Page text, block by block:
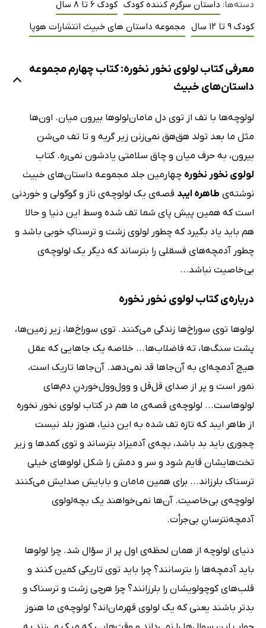
دسته‌ها: داستان سرگرم کننده کودک کودک 6 تا 8 سال
کودک 9 تا 12 سال
مجموعه داستان های خبیث انتشارات هوپا
معرفی کتاب لولوی نخور نخوره: کتاب چهارم مجموعه
داستان‌های خبیث
لولوچه‌ها با تف از توی دل مامان‌لولوها بیرون میان. اون‌ها
مثل ما بعد تولد هق‌هق نمی‌زنن زیر گریه و تا تف می‌شن
بیرون، به حرف میان و چاق سلامتی یادشون نمی‌ره. کتاب
لولوی نخور نخوره چهارمین جلد مجموعه داستان‌های خبیث
نوشته‌ی طاهره ایبد قصه‌ی یک لولوچه‌ی ناز و گوگولی و خوردنی
است که همین پیش پای شما تف شده وسط این دنیا و حالا
هم باید یاد بگیرد که چطور لولوی زشت و ترسناکِ خوبی باشد و
چطور آدمچه‌های فسقلی را بترساند که دیگر یک لولوچه‌ی
بی‌خاصیت نباشد...
درباره‌ی کتاب لولوی نخور نخوره
لولوها توی سوراخ‌ها زندگی می‌کنند. توی سوراخ‌ها، زیر زمین‌ها،
پشت سنگ‌ها، ته فاضلاب‌ها... خلاصه یک جاهایی که عقل
هیچ آدمچه‌ای به آن‌جاها قد نمی‌دهد. آن‌جاها تاریک است،
نمور است و پر از صدای قل‌قل و وول‌وول‌خوردنِ دم‌های
لولوهاست... لولوچه‌ی قصه‌ی ما هم در کتاب لولوی نخور نخوره
از طاهر ایبد که تازه تف شده به این دنیا، هنوز بلد نیست
چجوری باید بد باشد، بچه‌ی آدمیزاد بترساند و توی کمدها و زیر
تخت‌هایشان قایم شود و سر و دمش را شکل لولوهای خیلی
ترسناک بلرزاند... برای همین مامان و بابایش صدایش می‌کنند
لولوچه‌ی بی‌خاصیت. آن‌ها نمی‌خواهند یک بچه‌لولوی
آدمچه‌نترسانِ بی‌جرأت.
دنیای لولوچه از همان لحظه‌ی اول پر از سؤال شد. چرا لولوها
باید آدمچه‌ها را بترسانند؟ چرا باید توی تاریکی کمین کنند و
قلب‌های کوچولویشان را بلرزانند؟ چرا هرچی زشت و ترسناک و
بدتر باشند یعنی که یک لولوی قهرمان‌اند؟ لولوچه‌ی ما هنوز